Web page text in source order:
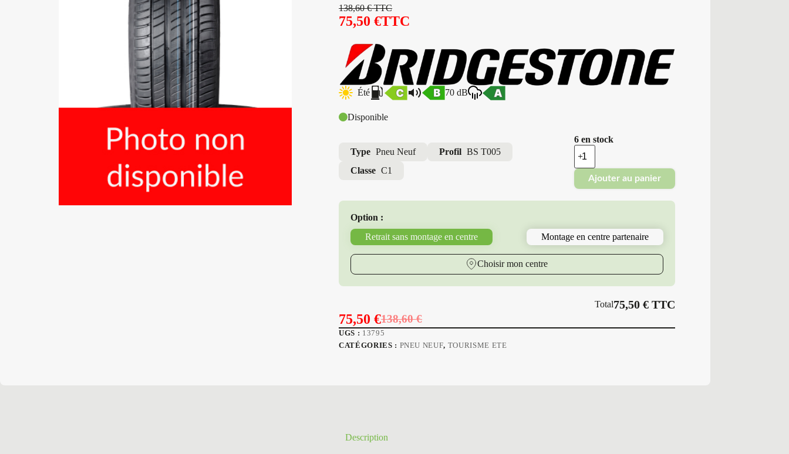
138,60€TTC
75,50€TTC
Été 70 dB
Disponible
Type Pneu Neuf Profil BS T005
Classe C1
6 en stock
quantité
de
Bridgestone
Pneus
Neufs
82
H
Ajouter au panier
Option :
Retrait sans montage en centre
Montage en centre partenaire
Choisir mon centre
Total75,50 €TTC
138,60€
Le
prix
75,50€Le
prix
UGS : 13795
CATÉGORIES : PNEU NEUF, TOURISME ETE
Description